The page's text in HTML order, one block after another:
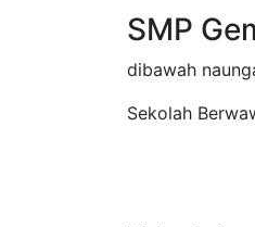
SMP
dibawah
Sekolah